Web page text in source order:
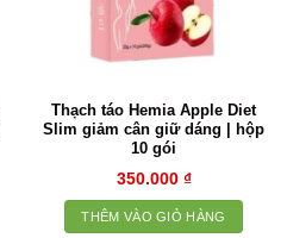
Thạch táo Hemia Apple Diet
Slim giảm cân giữ dáng | hộp
10 gói
350.000 ₫
THÊM VÀO GIỎ HÀNG